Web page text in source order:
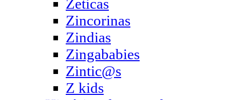
Zeticas
Zincorinas
Zindias
Zingababies
Zintic@s
Z kids